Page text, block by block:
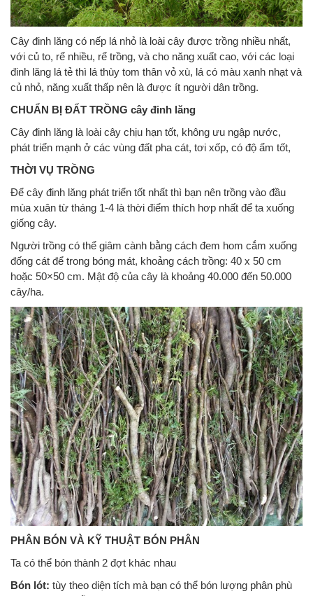
Cây đinh lăng có nếp lá nhỏ là loài cây được trồng nhiều nhất,
với củ to, rể nhiều, rể trồng, và cho năng xuất cao, với các loại
đinh lăng lá tẻ thì lá thùy tom thân vỏ xù, lá có màu xanh nhạt và
củ nhỏ, năng xuất thấp nên là được ít người dân trồng.
CHUẨN BỊ ĐẤT TRỒNG cây đinh lăng
Cây đinh lăng là loài cây chịu hạn tốt, không ưu ngập nước,
phát triển mạnh ở các vùng đất pha cát, tơi xốp, có độ ẩm tốt,
THỜI VỤ TRỒNG
Để cây đinh lăng phát triển tốt nhất thì bạn nên trồng vào đầu
mùa xuân từ tháng 1-4 là thời điểm thích hơp nhất để ta xuống
giống cây.
Người trồng có thể giâm cành bằng cách đem hom cắm xuống
đống cát để trong bóng mát, khoảng cách trồng: 40 x 50 cm
hoặc 50×50 cm. Mật độ của cây là khoảng 40.000 đến 50.000
cây/ha.
PHÂN BÓN VÀ KỸ THUẬT BÓN PHÂN
Ta có thể bón thành 2 đợt khác nhau
Bón lót: tùy theo diện tích mà bạn có thể bón lượng phân phù